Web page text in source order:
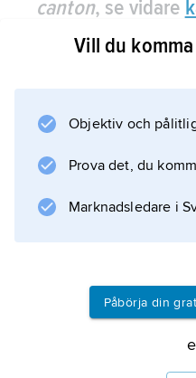
canton, se vidare
form av militär
truppen gavs
hästarna
Kantoneringskvarter
i Sverige på Bonarps
för det värvade
Information
Vill du
Objektiv och
Prova det, du
Marknadsledare i
Påbörja din